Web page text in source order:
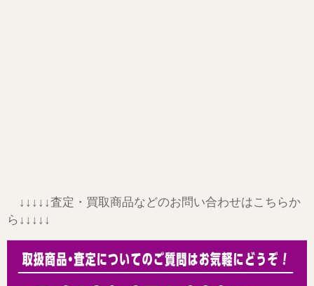
↓↓↓↓↓査定・買取商品などのお問い合わせはこちらか
ら↓↓↓↓↓